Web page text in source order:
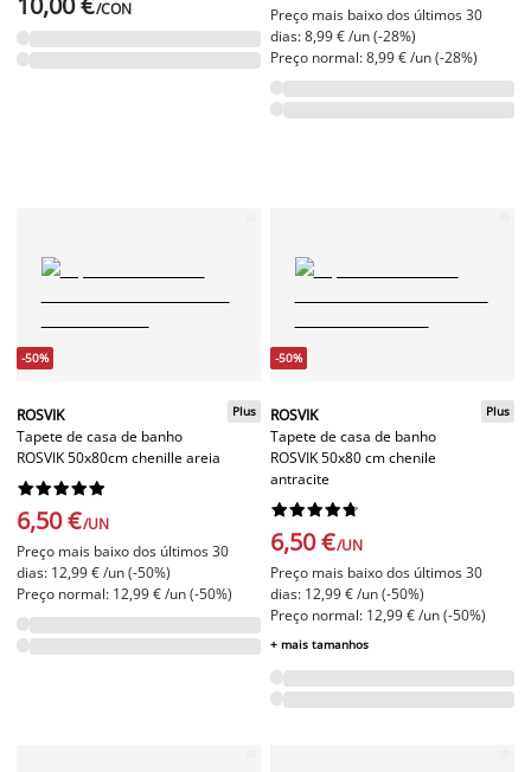
/CON
Preço mais baixo dos últimos 30
dias: 8,99 € /un (-28%)
Preço normal: 8,99 € /un (-28%)
-50%
ROSVIK
Tapete de casa de banho
ROSVIK 50x80cm chenille areia
Plus






6,50 €/UN
Preço mais baixo dos últimos 30
dias: 12,99 € /un (-50%)
Preço normal: 12,99 € /un (-50%)
-50%
ROSVIK
Tapete de casa de banho
ROSVIK 50x80 cm chenile
antracite
Plus






6,50 €/UN
Preço mais baixo dos últimos 30
dias: 12,99 € /un (-50%)
Preço normal: 12,99 € /un (-50%)
+ mais tamanhos